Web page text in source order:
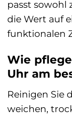
passt sowohl
die Wert auf
funktionalen
Wie
Uhr am
Reinigen Sie
weichen,